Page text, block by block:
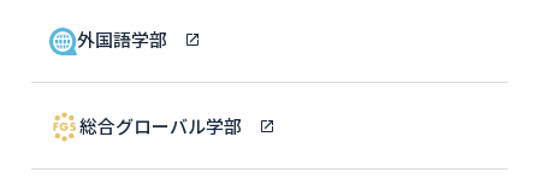
外国語学部
総合グローバル学部